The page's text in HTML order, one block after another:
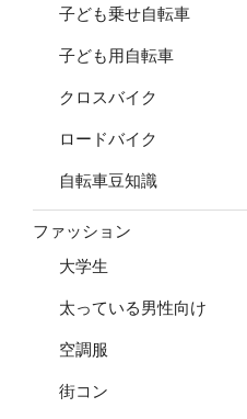
子ども乗せ自転車
子ども用自転車
クロスバイク
ロードバイク
自転車豆知識
ファッション
大学生
太っている男性向け
空調服
街コン